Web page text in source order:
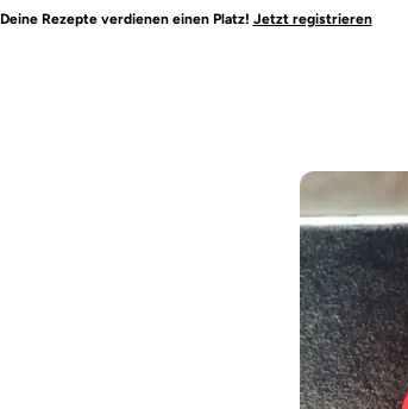
Deine Rezepte verdienen einen Platz! Jetzt registrieren